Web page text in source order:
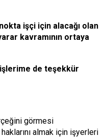
işçi için alacağı olan
kavramının ortaya
de teşekkür
görmesi
almak için işyerleri